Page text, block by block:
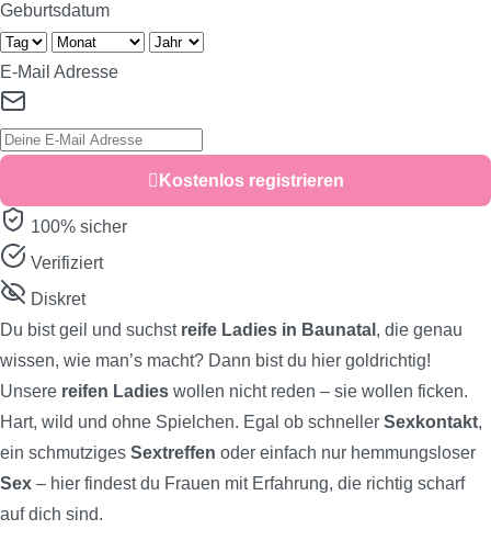
Geburtsdatum
E-Mail Adresse
Kostenlos registrieren
100% sicher
Verifiziert
Diskret
Du bist geil und suchst reife Ladies in Baunatal , die genau
wissen, wie man’s macht? Dann bist du hier goldrichtig!
Unsere reifen Ladies wollen nicht reden – sie wollen ficken.
Hart, wild und ohne Spielchen. Egal ob schneller Sexkontakt,
ein schmutziges Sextreffen oder einfach nur hemmungsloser
Sex – hier findest du Frauen mit Erfahrung, die richtig scharf
auf dich sind.